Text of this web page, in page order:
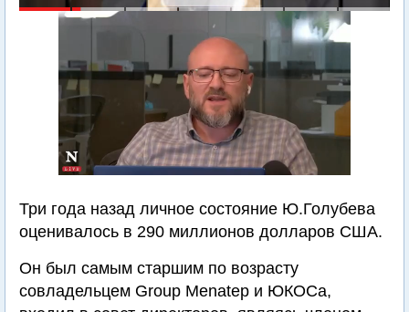
Три года назад личное состояние Ю.Голубева
оценивалось в 290 миллионов долларов США.
Он был самым старшим по возрасту
совладельцем Group Menatep и ЮКОСа,